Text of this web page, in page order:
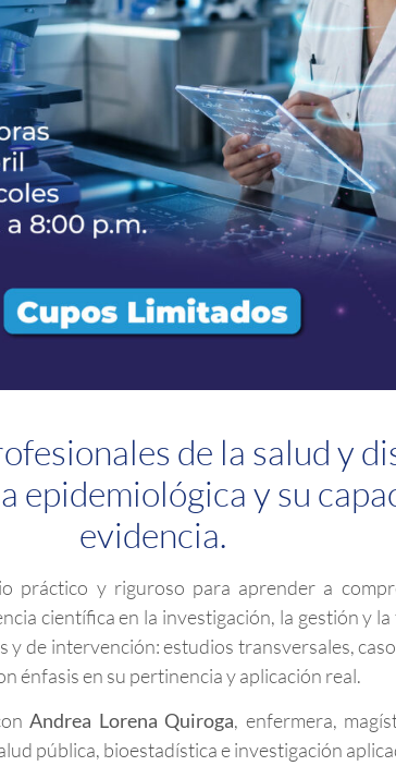
de la salud y
y su
evidencia.
práctico y riguroso para aprender a
científica en la investigación, la gestión y
de intervención: estudios transversales,
énfasis en su pertinencia y aplicación real.
Andrea Lorena Quiroga, enfermera,
pública, bioestadística e investigación